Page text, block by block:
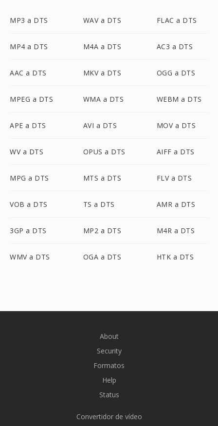
MP3 a DTS WAV a DTS FLAC a DTS
MP4 a DTS M4A a DTS AC3 a DTS
AAC a DTS MKV a DTS OGG a DTS
MPEG a DTS WMA a DTS WEBM a DTS
APE a DTS AVI a DTS MOV a DTS
WV a DTS OPUS a DTS AIFF a DTS
MPG a DTS MTS a DTS FLV a DTS
VOB a DTS TS a DTS AMR a DTS
3GP a DTS MP2 a DTS M4R a DTS
WMV a DTS OGA a DTS HTK a DTS
About
Security
Formatos
Help
Status
Convertidor de vídeo